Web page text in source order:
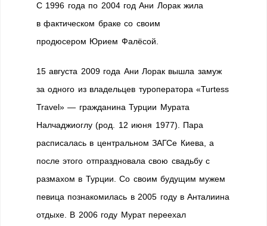
С 1996 года по 2004 год Ани Лорак жила
в фактическом браке со своим
продюсером Юрием Фалёсой.
15 августа 2009 года Ани Лорак вышла замуж
за одного из владельцев туроператора «Turtess
Travel» — гражданина Турции Мурата
Налчаджиоглу (род. 12 июня 1977). Пара
расписалась в центральном ЗАГСе Киева, а
после этого отпраздновала свою свадьбу с
размахом в Турции. Со своим будущим мужем
певица познакомилась в 2005 году в Анталиина
отдыхе. В 2006 году Мурат переехал